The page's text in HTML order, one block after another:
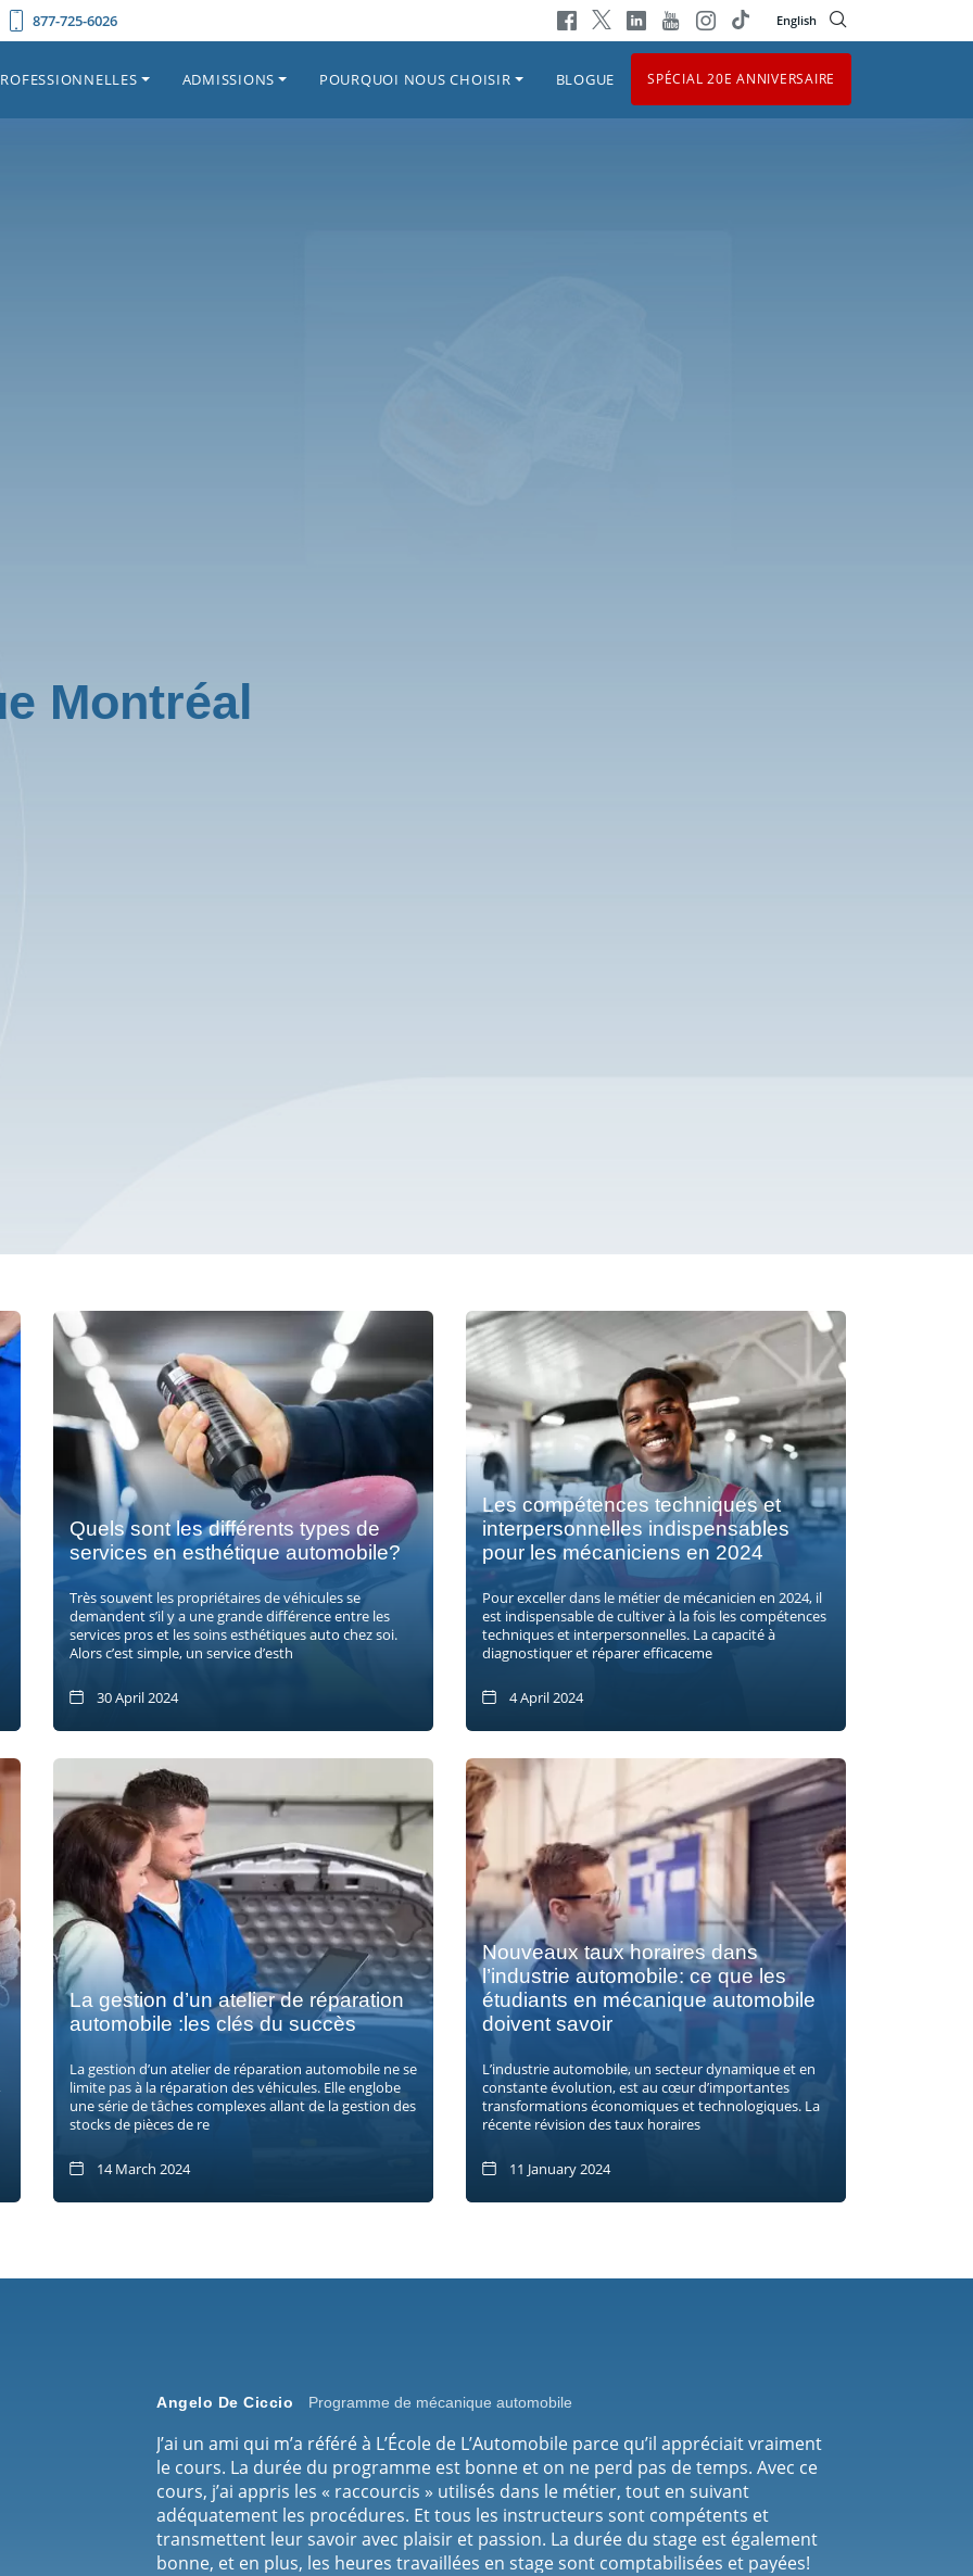
877-725-6026 English
ADMISSIONS POURQUOI NOUS CHOISIR BLOGUE SPÉCIAL 20E ANNIVERSAIRE
Montréal
Quels sont les différents types de
services en esthétique automobile?
Très souvent les propriétaires de véhicules se
demandent s’il y a une grande différence entre les
services pros et les soins esthétiques auto chez soi.
Alors c’est simple, un service d’esth
30 April 2024
Les compétences techniques et
interpersonnelles indispensables
pour les mécaniciens en 2024
Pour exceller dans le métier de mécanicien en 2024, il
est indispensable de cultiver à la fois les compétences
techniques et interpersonnelles. La capacité à
diagnostiquer et réparer efficaceme
4 April 2024
La gestion d’un atelier de réparation
automobile :les clés du succès
La gestion d’un atelier de réparation automobile ne se
limite pas à la réparation des véhicules. Elle englobe
une série de tâches complexes allant de la gestion des
stocks de pièces de re
14 March 2024
Nouveaux taux horaires dans
l’industrie automobile: ce que les
étudiants en mécanique automobile
doivent savoir
L’industrie automobile, un secteur dynamique et en
constante évolution, est au cœur d’importantes
transformations économiques et technologiques. La
récente révision des taux horaires
11 January 2024
Angelo De Ciccio Programme de mécanique automobile
J’ai un ami qui m’a référé à L’École de L’Automobile parce qu’il appréciait vraiment
le cours. La durée du programme est bonne et on ne perd pas de temps. Avec ce
cours, j’ai appris les « raccourcis » utilisés dans le métier, tout en suivant
adéquatement les procédures. Et tous les instructeurs sont compétents et
transmettent leur savoir avec plaisir et passion. La durée du stage est également
bonne, et en plus, les heures travaillées en stage sont comptabilisées et payées!